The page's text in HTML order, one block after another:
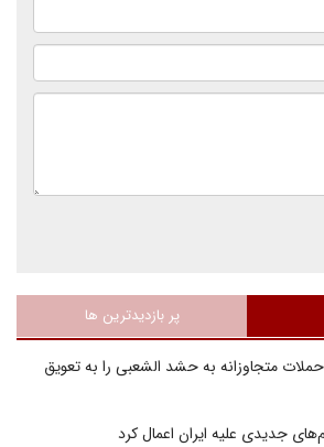
پر بازدیدترین ها
متجاوزانه به حشد الشعبی را به تعویق
جدیدی علیه ایران اعمال کرد